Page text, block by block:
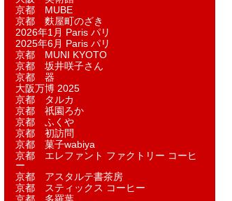
京都 MUBE
京都 麩屋町のざき
2026年1月 Paris パリ
2025年6月 Paris パリ
京都 MUNI KYOTO
京都 坂井咲子さん
京都 器
大阪万博 2025
京都 タルカ
京都 祇園ろか
京都 ふくや
京都 初訪問
京都 菓子wabiya
京都 エレファント ファクトリー コーヒ
ー
京都 アスタルテ書茶房
京都 スティックス コーヒー